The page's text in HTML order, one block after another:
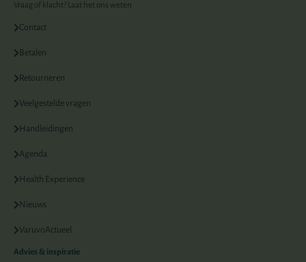
Vraag of klacht? Laat het ons weten
Contact
Betalen
Retourneren
Veelgestelde vragen
Handleidingen
Agenda
Health Experience
Nieuws
VaruvoActueel
Advies & inspiratie